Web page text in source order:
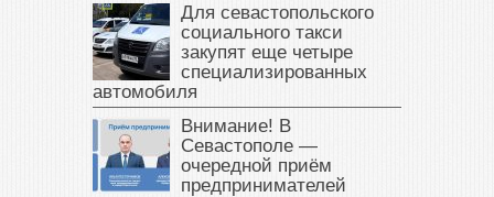
Для севастопольского
социального такси
закупят еще четыре
специализированных
автомобиля
Внимание! В
Севастополе —
очередной приём
предпринимателей